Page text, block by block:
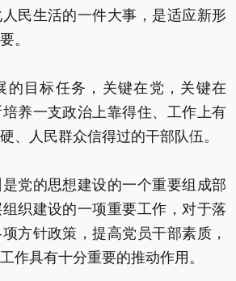
民生活的一件大事，是适应新形
。
目标任务，关键在党，关键在
养一支政治上靠得住、工作上有
、人民群众信得过的干部队伍。
的思想建设的一个重要组成部
织建设的一项重要工作，对于落
方针政策，提高党员干部素质，
作具有十分重要的推动作用。